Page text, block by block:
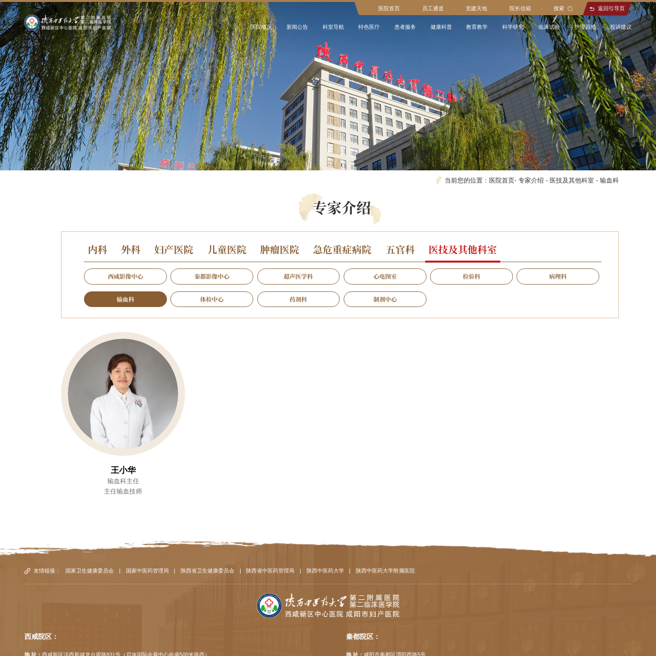
医院首页 / 员工通道 / 党建天地 / 院长信箱 / 搜索 返回引导页
医院概况 新闻公告 科室导航 特色医疗 患者服务 健康科普 教育教学 科学研究 临床试验 护理园地 投诉建议
当前您的位置： 医院首页-专家介绍 - 医技及其他科室 -输血科
专家介绍
内科 外科 妇产医院 儿童医院 肿瘤医院 急危重症病院 五官科 医技及其他科室
西咸影像中心 秦都影像中心 超声医学科 心电图室 检验科 病理科
输血科 体检中心 药剂科 制剂中心
王小华
输血科主任
主任输血技师
友情链接： 国家卫生健康委员会 | 国家中医药管理局 | 陕西省卫生健康委员会 | 陕西省中医药管理局 | 陕西中医药大学 | 陕西中医药大学附属医院
西咸院区：
地 址： 西咸新区沣西新城龙台观路831号（启迪国际会展中心向南500米路西）
秦都院区：
地 址： 咸阳市秦都区渭阳西路5号